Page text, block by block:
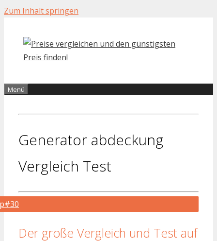
Zum Inhalt springen
Menü
Generator abdeckung
Vergleich Test
Der große Vergleich und Test auf